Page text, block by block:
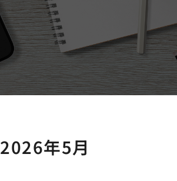
2026年5月